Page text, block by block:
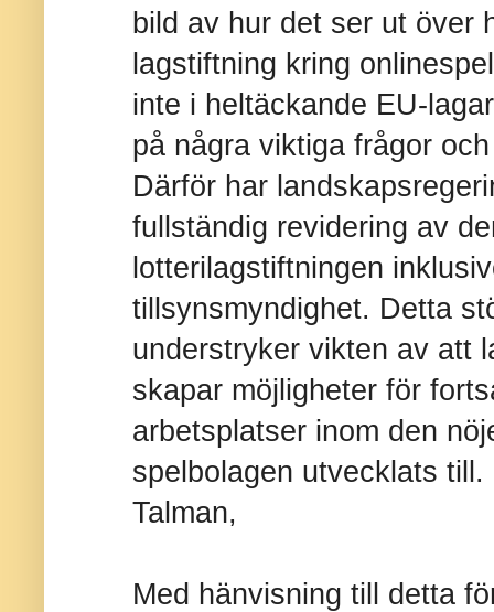
bild av hur det ser ut över
lagstiftning kring
inte i heltäckande EU-
på några viktiga frågor
Därför har
fullständig revidering av
lotterilagstiftningen
tillsynsmyndighet. Detta
understryker vikten av att
skapar möjligheter för
arbetsplatser inom den
spelbolagen utvecklats till.
Talman,
Med hänvisning till detta